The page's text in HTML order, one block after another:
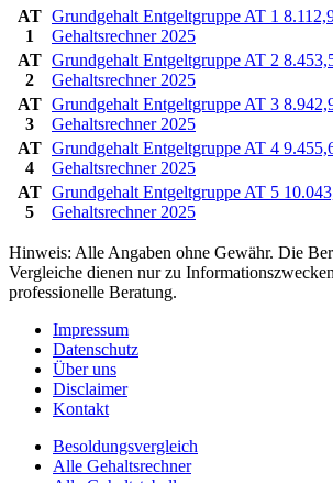
AT
1
Grundgehalt Entgeltgruppe AT 1
Gehaltsrechner 2025
AT
2
Grundgehalt Entgeltgruppe AT 2
Gehaltsrechner 2025
AT
3
Grundgehalt Entgeltgruppe AT 3
Gehaltsrechner 2025
AT
4
Grundgehalt Entgeltgruppe AT 4
Gehaltsrechner 2025
AT
5
Grundgehalt Entgeltgruppe AT 5
Gehaltsrechner 2025
Hinweis: Alle Angaben ohne Gewähr. Die
Vergleiche dienen nur zu
professionelle Beratung.
Impressum
Datenschutz
Über uns
Disclaimer
Kontakt
Besoldungsvergleich
Alle Gehaltsrechner